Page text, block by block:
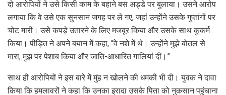
दो आरोपियों ने उसे किसी काम के बहाने बस अड्डे पर बुलाया। उसने आरोप
लगाया कि वे उसे एक सुनसान जगह पर ले गए, जहां उन्होंने उसके गुप्तांगों पर
चोट मारी। उसे कपड़े उतारने के लिए मजबूर किया और उसके साथ कुकर्म
किया। पीड़ित ने अपने बयान में कहा, “वे नशे में थे। उन्होंने मुझे बोतल से
मारा, मुझ पर पेशाब किया और जाति-आधारित गालियां दीं।”
साथ ही आरोपियों ने इस बारे में मुंह न खोलने की धमकी भी दी। युवक ने दावा
किया कि हमलावरों ने कहा कि उनका इरादा उसके पिता को नुकसान पहुंचाना